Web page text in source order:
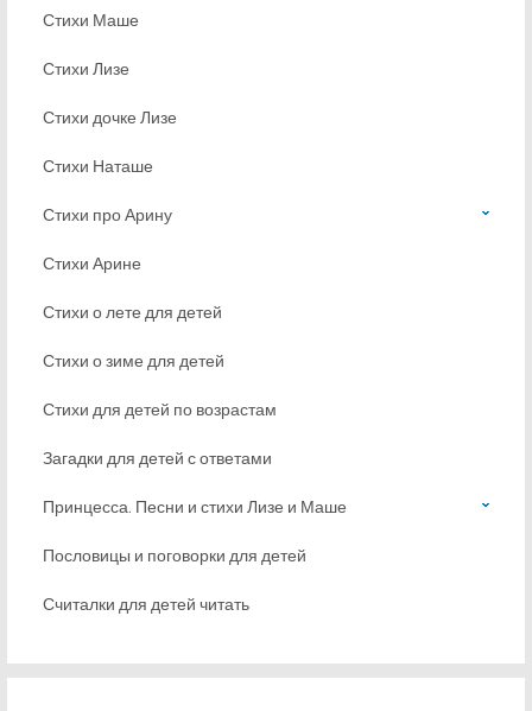
Стихи Маше
Стихи Лизе
Стихи дочке Лизе
Стихи Наташе
Стихи про Арину
Стихи Арине
Стихи о лете для детей
Стихи о зиме для детей
Стихи для детей по возрастам
Загадки для детей с ответами
Принцесса. Песни и стихи Лизе и Маше
Пословицы и поговорки для детей
Считалки для детей читать